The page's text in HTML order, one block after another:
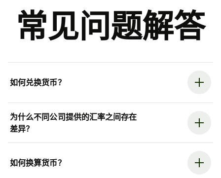
常见问题解答
如何兑换货币？
为什么不同公司提供的汇率之间存在
差异？
如何换算货币？